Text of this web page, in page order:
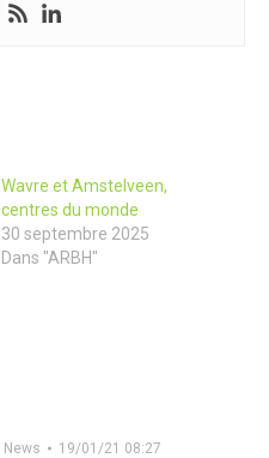
Wavre et Amstelveen,
centres du monde
30 septembre 2025
Dans "ARBH"
News 19/01/21 08:27